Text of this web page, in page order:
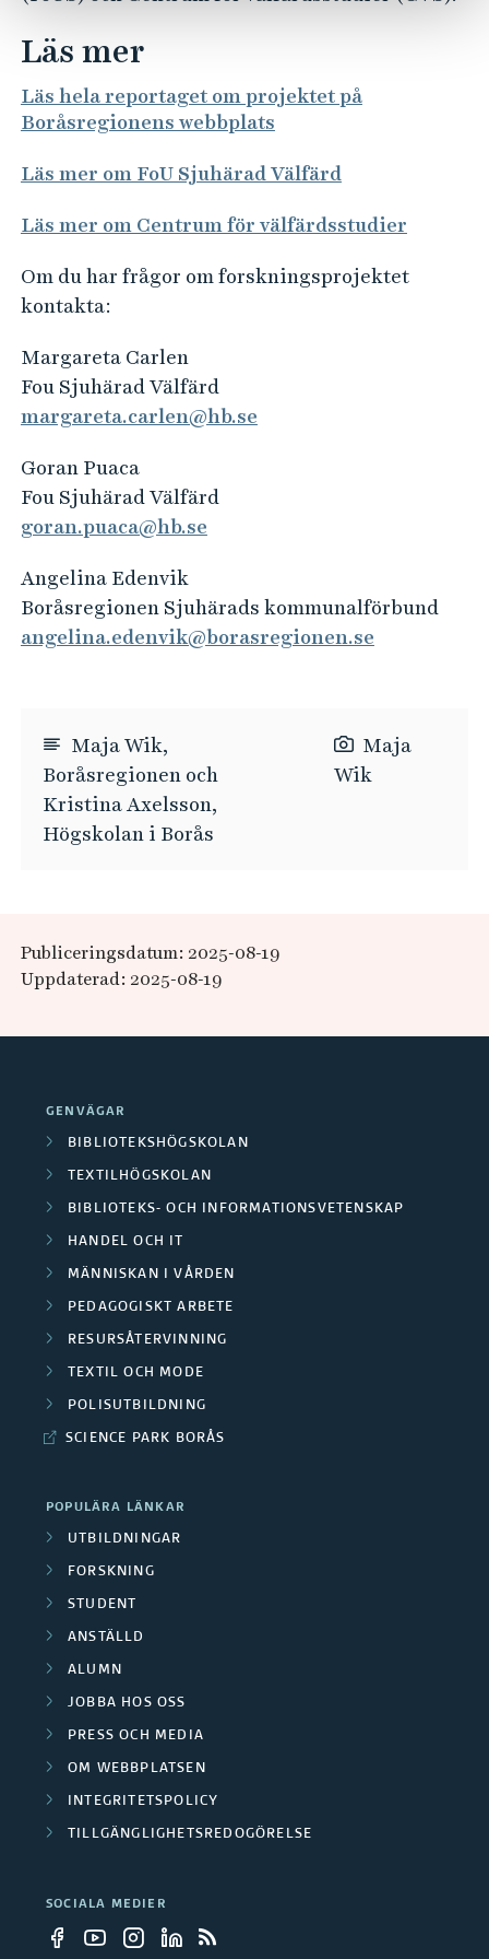
Läs mer
Läs hela reportaget om projektet på
Boråsregionens webbplats
Läs mer om FoU Sjuhärad Välfärd
Läs mer om Centrum för välfärdsstudier
Om du har frågor om forskningsprojektet
kontakta:
Margareta Carlen
Fou Sjuhärad Välfärd
margareta.carlen@hb.se
Goran Puaca
Fou Sjuhärad Välfärd
goran.puaca@hb.se
Angelina Edenvik
Boråsregionen Sjuhärads kommunalförbund
angelina.edenvik@borasregionen.se
Maja Wik,
Boråsregionen och
Kristina Axelsson,
Högskolan i Borås
Maja
Wik
Publiceringsdatum: 2025-08-19
Uppdaterad: 2025-08-19
GENVÄGAR
BIBLIOTEKSHÖGSKOLAN
TEXTILHÖGSKOLAN
BIBLIOTEKS- OCH INFORMATIONSVETENSKAP
HANDEL OCH IT
MÄNNISKAN I VÅRDEN
PEDAGOGISKT ARBETE
RESURSÅTERVINNING
TEXTIL OCH MODE
POLISUTBILDNING
SCIENCE PARK BORÅS
POPULÄRA LÄNKAR
UTBILDNINGAR
FORSKNING
STUDENT
ANSTÄLLD
ALUMN
JOBBA HOS OSS
PRESS OCH MEDIA
OM WEBBPLATSEN
INTEGRITETSPOLICY
TILLGÄNGLIGHETSREDOGÖRELSE
SOCIALA MEDIER